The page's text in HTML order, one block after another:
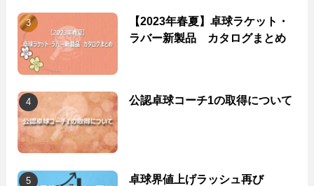
【2023年春夏】卓球ラケット・
ラバー新製品 カタログまとめ
公認卓球コーチ1の取得について
卓球界値上げラッシュ再び